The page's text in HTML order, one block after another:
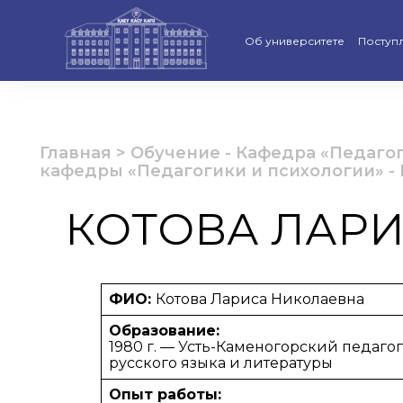
Об университете
Ученый совет
Попечительский совет КАСУ
Материально-техническая
Антикоррупционная
Главная > Обучение - Кафедра
кафедры «Педагогики и психологии» -
КОТОВА
ФИО: Котова Лариса Николаевна
Образование:
1980 г. — Усть-Каменогорский
русского языка и литературы
Опыт работы: